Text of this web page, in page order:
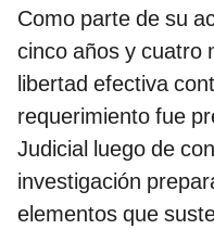
Como parte de su
cinco años y cuatro
libertad efectiva
requerimiento fue
Judicial luego de
investigación
elementos que